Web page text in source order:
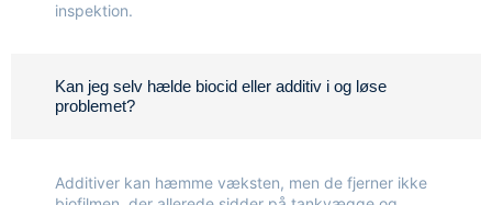
inspektion.
Kan jeg selv hælde biocid eller additiv i og løse
problemet?
Additiver kan hæmme væksten, men de fjerner ikke